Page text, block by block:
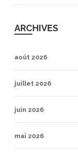
ARCHIVES
août 2026
juillet 2026
juin 2026
mai 2026